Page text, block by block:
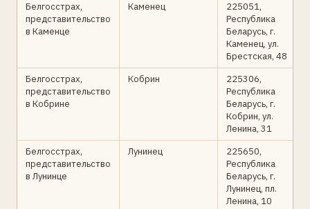
Белгосстрах,
представительство
в Каменце
Каменец
225051,
Республика
Беларусь, г.
Каменец, ул.
Брестская, 48
Белгосстрах,
представительство
в Кобрине
Кобрин
225306,
Республика
Беларусь, г.
Кобрин, ул.
Ленина, 31
Белгосстрах,
представительство
в Лунинце
Лунинец
225650,
Республика
Беларусь, г.
Лунинец, пл.
Ленина, 10